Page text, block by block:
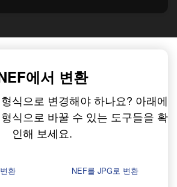
에서 변환
식으로 변경해야 하나요? 아래에
식으로 바꿀 수 있는 도구들을 확
인해 보세요.
환
NEF를 JPG로 변환